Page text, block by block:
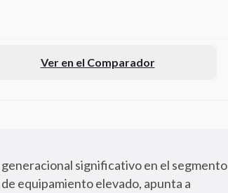
Ver en el Comparador
significativo en el segmento
equipamiento elevado, apunta a